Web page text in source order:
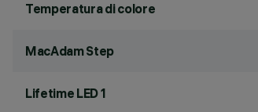
Temperatura di colore
MacAdam Step
Lifetime LED 1